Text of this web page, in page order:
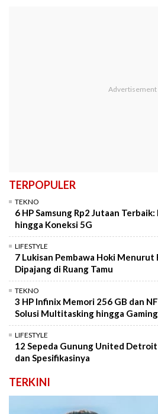
TERPOPULER
TEKNO
6 HP Samsung Rp2 Jutaan Terbaik:
hingga Koneksi 5G
LIFESTYLE
7 Lukisan Pembawa Hoki Menurut
Dipajang di Ruang Tamu
TEKNO
3 HP Infinix Memori 256 GB dan
Solusi Multitasking hingga Gaming
LIFESTYLE
12 Sepeda Gunung United
dan Spesifikasinya
TERKINI